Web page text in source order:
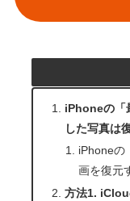
iPhoneの「
した写真は
iPhoneの
画を復元
方法1.